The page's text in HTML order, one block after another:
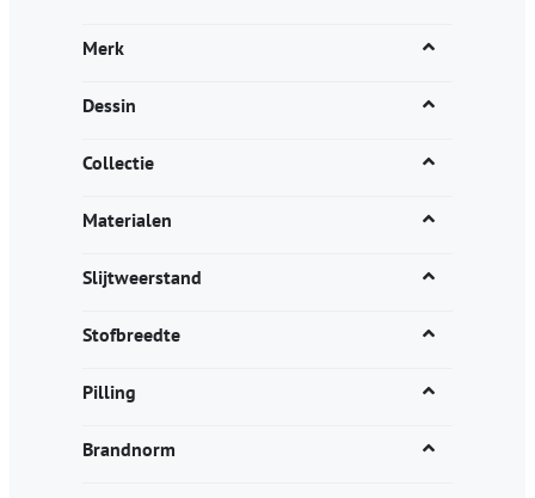
Merk
Dessin
Collectie
Materialen
Slijtweerstand
Stofbreedte
Pilling
Brandnorm